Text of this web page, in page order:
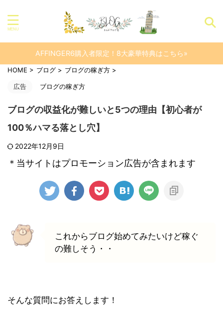
AFFINGER6購入者限定！8大豪華特典はこちら»
HOME > ブログ > ブログの稼ぎ方 >
広告 ブログの稼ぎ方
ブログの収益化が難しいと5つの理由【初心者が
100％ハマる落とし穴】
2022年12月9日
＊当サイトはプロモーション広告が含まれます
これからブログ始めてみたいけど稼ぐ
の難しそう・・
そんな質問にお答えします！